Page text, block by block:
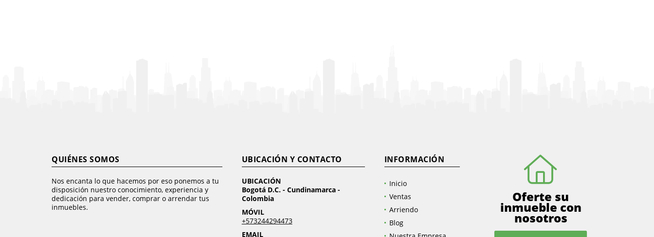
QUIÉNES SOMOS
Nos encanta lo que hacemos por eso ponemos a tu
disposición nuestro conocimiento, experiencia y
dedicación para vender, comprar o arrendar tus
inmuebles.
UBICACIÓN Y CONTACTO
UBICACIÓN
Bogotá D.C. - Cundinamarca -
Colombia
MÓVIL
+573244294473
EMAIL
INFORMACIÓN
Inicio
Ventas
Arriendo
Blog
Oferte su
inmueble con
nosotros